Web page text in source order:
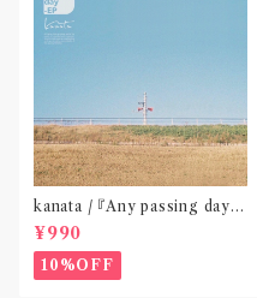
kanata / 『Any passing day -
EP』(CD作品)〝東京〟
¥990
10%OFF